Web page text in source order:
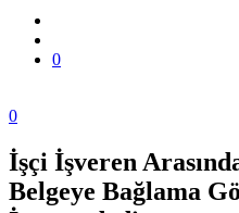
0
0
Zonguldak
İşçi İşveren
Belgeye Bağlama